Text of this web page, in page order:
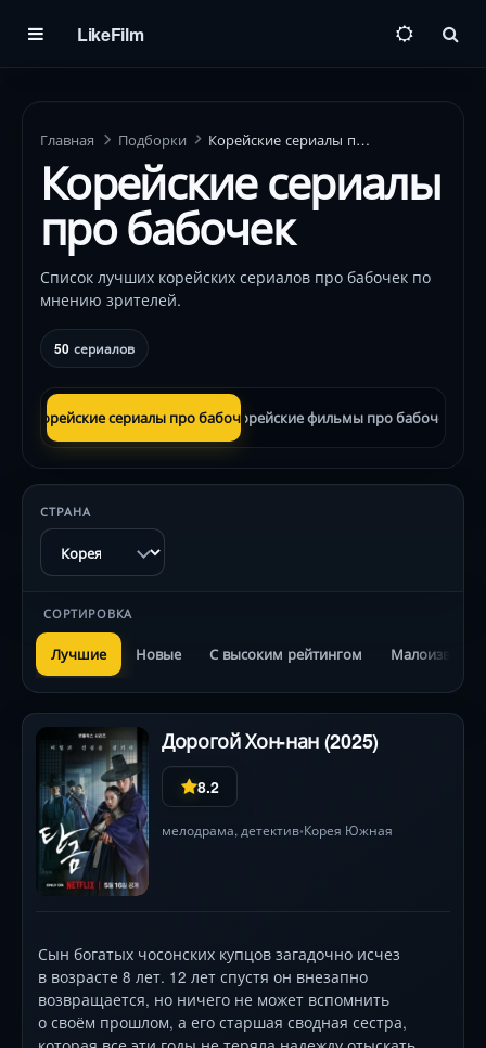
LikeFilm
Главная Подборки Корейские сериалы про бабочек
Корейские сериалы
про бабочек
Список лучших корейских сериалов про бабочек по
мнению зрителей.
50 сериалов
Корейские сериалы про бабочекКорейские фильмы про бабочек
СТРАНА
СОРТИРОВКА
Лучшие Новые С высоким рейтингом
Дорогой Хон-нан (2025)
8.2
мелодрама, детектив•Корея Южная
Сын богатых чосонских купцов загадочно исчез
в возрасте 8 лет. 12 лет спустя он внезапно
возвращается, но ничего не может вспомнить
о своём прошлом, а его старшая сводная сестра,